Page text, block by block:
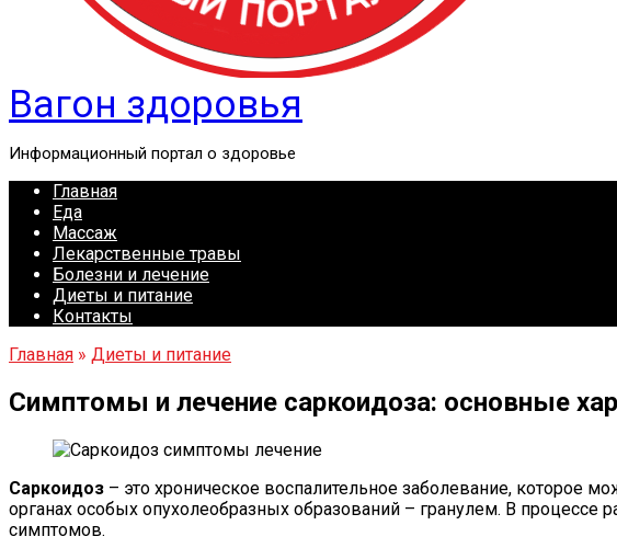
Вагон здоровья
Информационный портал о здоровье
Главная
Еда
Массаж
Лекарственные травы
Болезни и лечение
Диеты и питание
Контакты
Главная » Диеты и питание
Симптомы и лечение саркоидоза: основные
Саркоидоз – это хроническое воспалительное заболевание, которое
органах особых опухолеобразных образований – гранулем. В
симптомов.